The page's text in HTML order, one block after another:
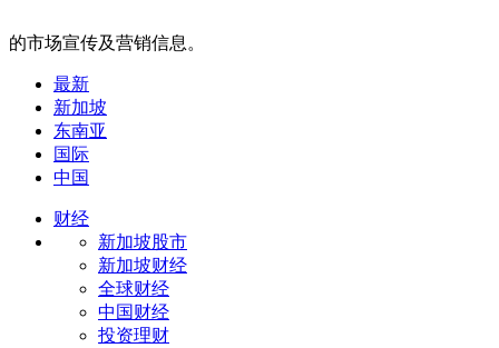
的市场宣传及营销信息。
最新
新加坡
东南亚
国际
中国
财经
新加坡股市
新加坡财经
全球财经
中国财经
投资理财